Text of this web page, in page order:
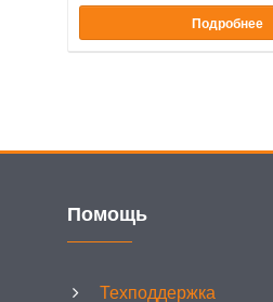
Подробнее
Помощь
Техподдержка